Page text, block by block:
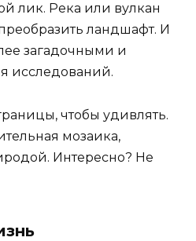
лик. Река или вулкан
ландшафт. И
загадочными и
исследований.
чтобы удивлять.
мозаика,
Интересно? Не